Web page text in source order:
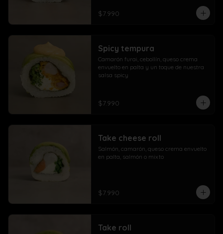
$7.990
Spicy tempura
Camarón furai, cebollín, queso crema
envuelto en palta y un toque de nuestra
salsa spicy
$7.990
Take cheese roll
Salmón, camarón, queso crema envuelto
en palta, salmón o mixto
$7.990
Take roll